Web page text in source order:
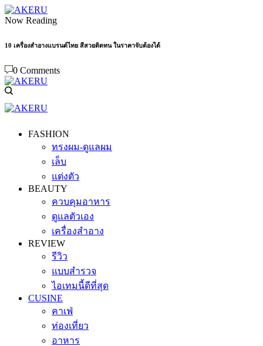
Now Reading
10 เครื่องสำอางแบรนด์ไทย สีสวยติดทน ในราคาจับต้องได้
0 Comments
FASHION
ทรงผม-ดูแลผม
เล็บ
แต่งตัว
BEAUTY
ควบคุมอาหาร
ดูแลตัวเอง
เครื่องสำอาง
REVIEW
รีวิว
แบบสำรวจ
ไอเทมนี้ดีที่สุด
CUSINE
คาเฟ่
ท่องเที่ยว
อาหาร